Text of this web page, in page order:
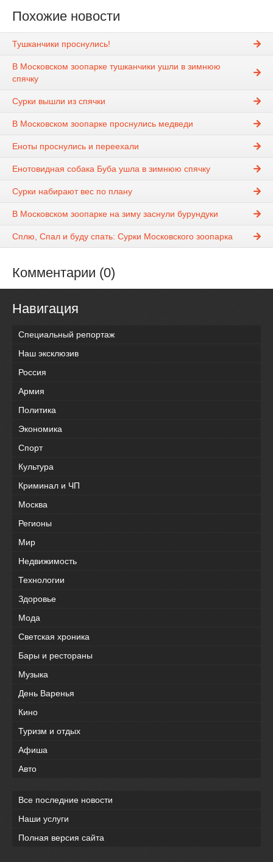
Похожие новости
Тушканчики проснулись!
В Московском зоопарке тушканчики ушли в зимнюю
спячку
Сурки вышли из спячки
В Московском зоопарке проснулись медведи
Еноты проснулись и переехали
Енотовидная собака Буба ушла в зимнюю спячку
Сурки набирают вес по плану
В Московском зоопарке на зиму заснули бурундуки
Сплю, Спал и буду спать: Сурки Московского зоопарка
Комментарии (0)
Навигация
Специальный репортаж
Наш эксклюзив
Россия
Армия
Политика
Экономика
Спорт
Культура
Криминал и ЧП
Москва
Регионы
Мир
Недвижимость
Технологии
Здоровье
Мода
Светская хроника
Бары и рестораны
Музыка
День Варенья
Кино
Туризм и отдых
Афиша
Авто
Все последние новости
Наши услуги
Полная версия сайта